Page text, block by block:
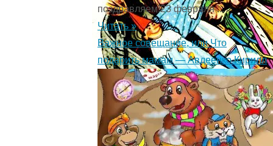
поздравляем!23 февраля ...
Читать »
Важное совещание, или Что
подарить мамам — Авдеенко Кирилл